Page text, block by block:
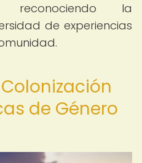
reconociendo la
de experiencias
de Género